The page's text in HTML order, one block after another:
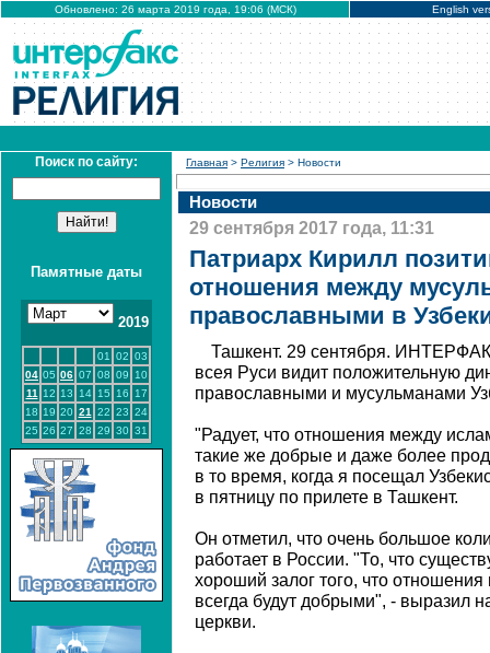
Обновлено: 26 марта 2019 года, 19:06 (МСК) English
Поиск по сайту:
Памятные даты
2019
01 02 03
04 05 06 07 08 09
10
11
12 13 14 15 16
17
18 19 20 21 22 23 24
25 26 27 28 29 30 31
Главная > Религия > Новости
Новости
29 сентября 2017 года, 11:31
Патриарх Кирилл
отношения между
православными в
Ташкент. 29 сентября.
всея Руси видит положительную
православными и мусульманами
"Радует, что отношения между
такие же добрые и даже более
в то время, когда я посещал
в пятницу по прилете в Ташкент.
Он отметил, что очень большое
работает в России. "То, что
хороший залог того, что
всегда будут добрыми", - выразил
церкви.